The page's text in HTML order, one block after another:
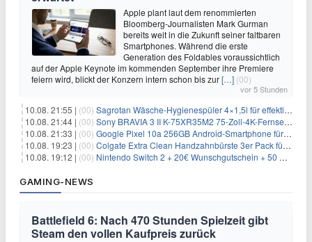
Apple plant laut dem renommierten
Bloomberg-Journalisten Mark Gurman
bereits weit in die Zukunft seiner faltbaren
Smartphones. Während die erste
Generation des Foldables voraussichtlich
auf der Apple Keynote im kommenden September ihre Premiere
feiern wird, blickt der Konzern intern schon bis zur[…] (00)
vor 5 Stunden
10.08. 21:55 | (00) Sagrotan Wäsche-Hygienespüler 4×1,5l für effektiv 10,76€
10.08. 21:44 | (00) Sony BRAVIA 3 II K-75XR35M2 75-Zoll-4K-Fernseher für 1359€
10.08. 21:33 | (00) Google Pixel 10a 256GB Android-Smartphone für 449€
10.08. 19:23 | (00) Colgate Extra Clean Handzahnbürste 3er Pack für 1,25€
10.08. 19:12 | (00) Nintendo Switch 2 + 20€ Wunschgutschein + 50 GB 5G + Alles-Flat im Vodafone-Netz für 19,99€/Monat – eff. 1,03€/Monat
GAMING-NEWS
Battlefield 6: Nach 470 Stunden Spielzeit gibt
Steam den vollen Kaufpreis zurück